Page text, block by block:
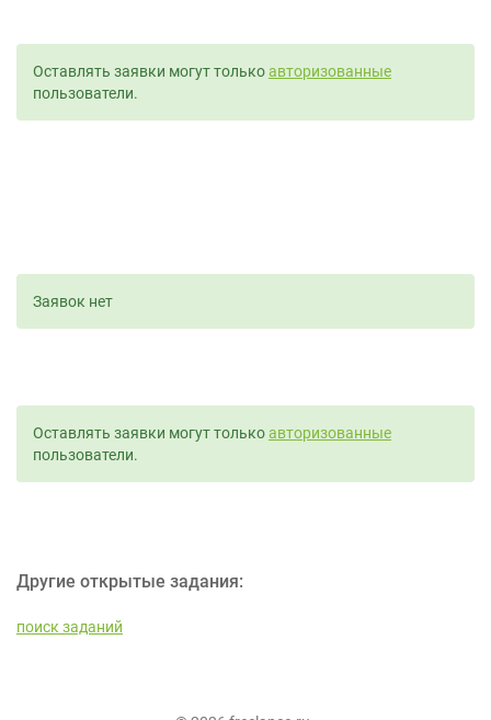
Оставлять заявки могут толькоавторизованные
пользователи.
Заявок нет
Оставлять заявки могут толькоавторизованные
пользователи.
Другие открытые задания:
поиск заданий